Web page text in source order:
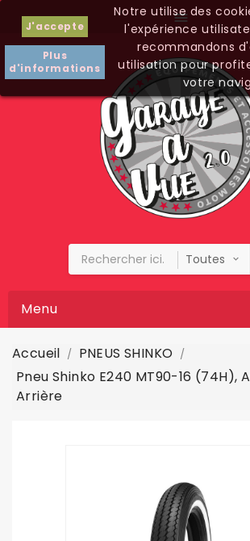

J'accepte
Plus
d'informations
Notre utilise des
l'expérience
recommandons
utilisation pour
votre
Menu
Accueil
PNEUS SHINKO
Pneu Shinko E240 MT90-16 (74H),
Arrière